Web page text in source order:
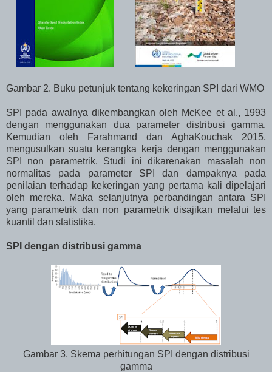
Gambar 2. Buku petunjuk tentang kekeringan SPI dari WMO
SPI pada awalnya dikembangkan oleh McKee et al., 1993
dengan menggunakan dua parameter distribusi gamma.
Kemudian oleh Farahmand dan AghaKouchak 2015,
mengusulkan suatu kerangka kerja dengan menggunakan
SPI non parametrik. Studi ini dikarenakan masalah non
normalitas pada parameter SPI dan dampaknya pada
penilaian terhadap kekeringan yang pertama kali dipelajari
oleh mereka. Maka selanjutnya perbandingan antara SPI
yang parametrik dan non parametrik disajikan melalui tes
kuantil dan statistika.
SPI dengan distribusi gamma
Gambar 3. Skema perhitungan SPI dengan distribusi
gamma